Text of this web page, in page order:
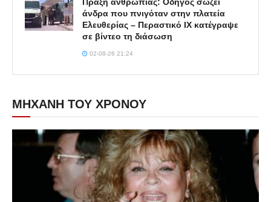
Πράξη ανθρωπιάς: Οδηγός σώζει
άνδρα που πνιγόταν στην πλατεία
Ελευθερίας – Περαστικό ΙΧ κατέγραψε
σε βίντεο τη διάσωση
02-08-26 21:24
ΜΗΧΑΝΗ ΤΟΥ ΧΡΟΝΟΥ